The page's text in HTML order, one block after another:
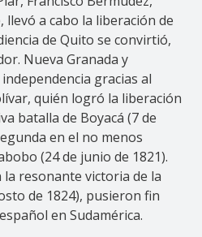
a cabo la liberación de
de Quito se convirtió,
Nueva Granada y
gracias al
quién logró la liberación
batalla de Boyacá (7 de
en el no menos
(24 de junio de 1821).
resonante victoria de la
de 1824), pusieron fin
en Sudamérica.